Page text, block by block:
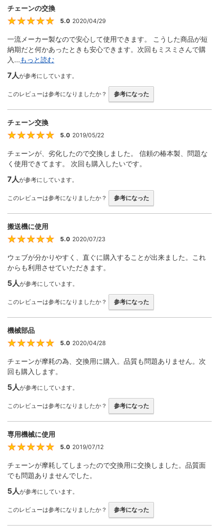
チェーンの交換
5
5.0 2020/04/29
一流メーカー製なので安心して使用できます。 こうした商品が短
納期だと何かあったときも安心できます。次回もミスミさんで購
入...もっと読む
7人が参考にしています。
このレビューは参考になりましたか？ 参考になった
チェーン交換
5
5.0 2019/05/22
チェーンが、劣化したので交換しました。 信頼の椿本製、問題な
く使用できてます。 次回も購入したいです。
7人が参考にしています。
このレビューは参考になりましたか？ 参考になった
搬送機に使用
5
5.0 2020/07/23
ウェブが分かりやすく、直ぐに購入することが出来ました。これ
からも利用させていただきます。
5人が参考にしています。
このレビューは参考になりましたか？ 参考になった
機械部品
5
5.0 2020/04/28
チェーンが摩耗の為、交換用に購入。品質も問題ありません。次
回も購入します。
5人が参考にしています。
このレビューは参考になりましたか？ 参考になった
専用機械に使用
5
5.0 2019/07/12
チェーンが摩耗してしまったので交換用に交換しました。品質面
でも問題ありませんでした。
5人が参考にしています。
このレビューは参考になりましたか？ 参考になった